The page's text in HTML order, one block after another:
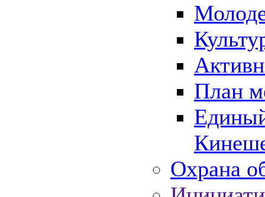
План
Охрана